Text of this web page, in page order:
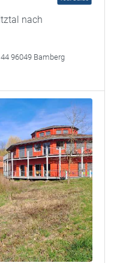
nach
96049 Bamberg